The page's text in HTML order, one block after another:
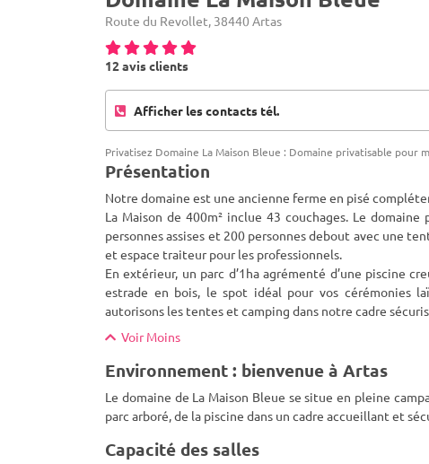
Route du Revollet, 38440 Artas
12 avis clients
Afficher les contacts tél.
Privatisez Domaine La Maison Bleue : Domaine privatisable pour
Présentation
Notre domaine est une ancienne ferme en pisé
La Maison de 400m² inclue 43 couchages. Le
personnes assises et 200 personnes debout avec une
et espace traiteur pour les professionnels.
En extérieur, un parc d’1ha agrémenté d’une piscine
estrade en bois, le spot idéal pour vos cérémonies
autorisons les tentes et camping dans notre cadre
Voir Moins
Environnement : bienvenue à Artas
Le domaine de La Maison Bleue se situe en pleine
parc arboré, de la piscine dans un cadre accueillant et
Capacité des salles